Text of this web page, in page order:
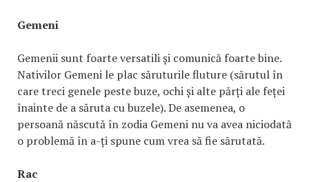
Gemeni
Gemenii sunt foarte versatili și comunică foarte bine.
Nativilor Gemeni le plac săruturile fluture (sărutul în
care treci genele peste buze, ochi și alte părți ale feței
înainte de a săruta cu buzele). De asemenea, o
persoană născută în zodia Gemeni nu va avea niciodată
o problemă în a-ți spune cum vrea să fie sărutată.
Rac